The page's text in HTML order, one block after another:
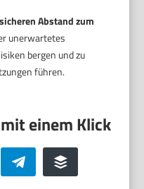
Abstand zum
unerwartetes
bergen und zu
führen.
Telegram Buffer